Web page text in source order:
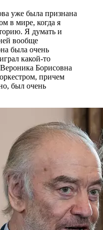
уже была признана
в мире, когда я
Я думать и
вообще
была очень
какой-то
Борисовна
причем
был очень